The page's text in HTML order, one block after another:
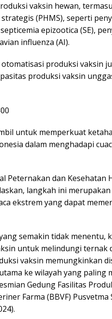
vaksin hewan,
(PHMS), seperti
epizootica (SE),
influenza (AI).
otomatisasi produksi vaksin
produksi vaksin
untuk memperkuat
dalam menghadapi
Peternakan dan Kesehatan
langkah ini
ekstrem yang dapat
semakin tidak menentu,
untuk melindungi ternak
vaksin memungkinkan
ke wilayah yang paling
Gedung Fasilitas
Farma (BBVF)